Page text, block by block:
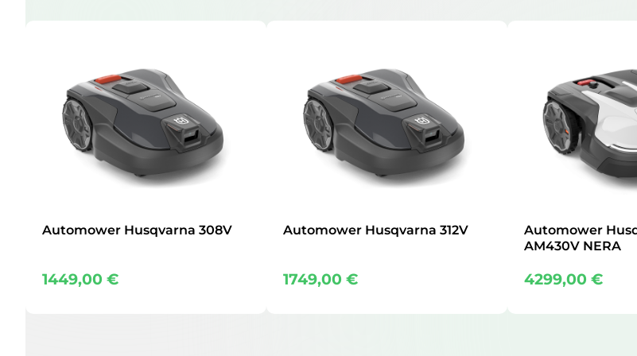
Automower Husqvarna 308V
1449,00€
Automower Husqvarna 312V
1749,00€
Automower
AM430V NERA
4299,00€